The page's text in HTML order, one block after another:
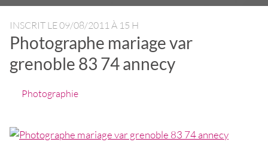
INSCRIT LE09/08/2011 À 15 H
Photographe mariage var
grenoble 83 74 annecy
Photographie